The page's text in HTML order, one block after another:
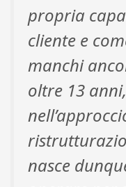
propria
cliente e
manchi
oltre 13
nasce